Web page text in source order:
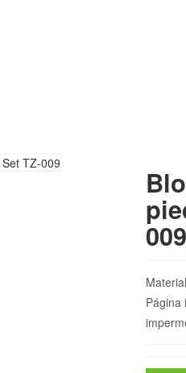
009
Página